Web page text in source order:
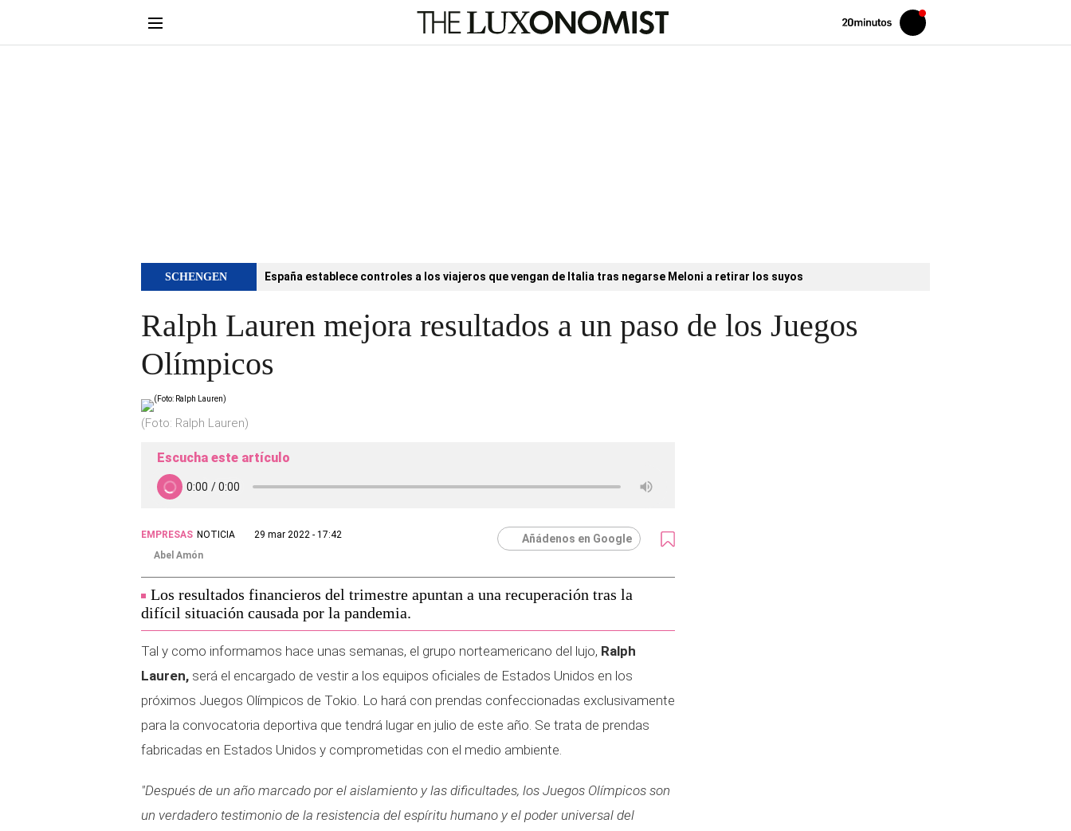
Volver
Iniciar
sesión
SCHENGEN España establece controles a los viajeros que vengan de Italia tras negarse Meloni a retirar los suyos
Ralph Lauren mejora resultados a un paso de los Juegos
Olímpicos
(Foto: Ralph Lauren)
Escucha este artículo
EMPRESAS NOTICIA
29 mar 2022 - 17:42
Abel Amón
Añádenos en Google
Los resultados financieros del trimestre apuntan a una recuperación tras la
difícil situación causada por la pandemia.
Tal y como informamos hace unas semanas, el grupo norteamericano del lujo, Ralph
Lauren, será el encargado de vestir a los equipos oficiales de Estados Unidos en los
próximos Juegos Olímpicos de Tokio. Lo hará con prendas confeccionadas exclusivamente
para la convocatoria deportiva que tendrá lugar en julio de este año. Se trata de prendas
fabricadas en Estados Unidos y comprometidas con el medio ambiente.
"Después de un año marcado por el aislamiento y las dificultades, los Juegos Olímpicos son
un verdadero testimonio de la resistencia del espíritu humano y el poder universal del